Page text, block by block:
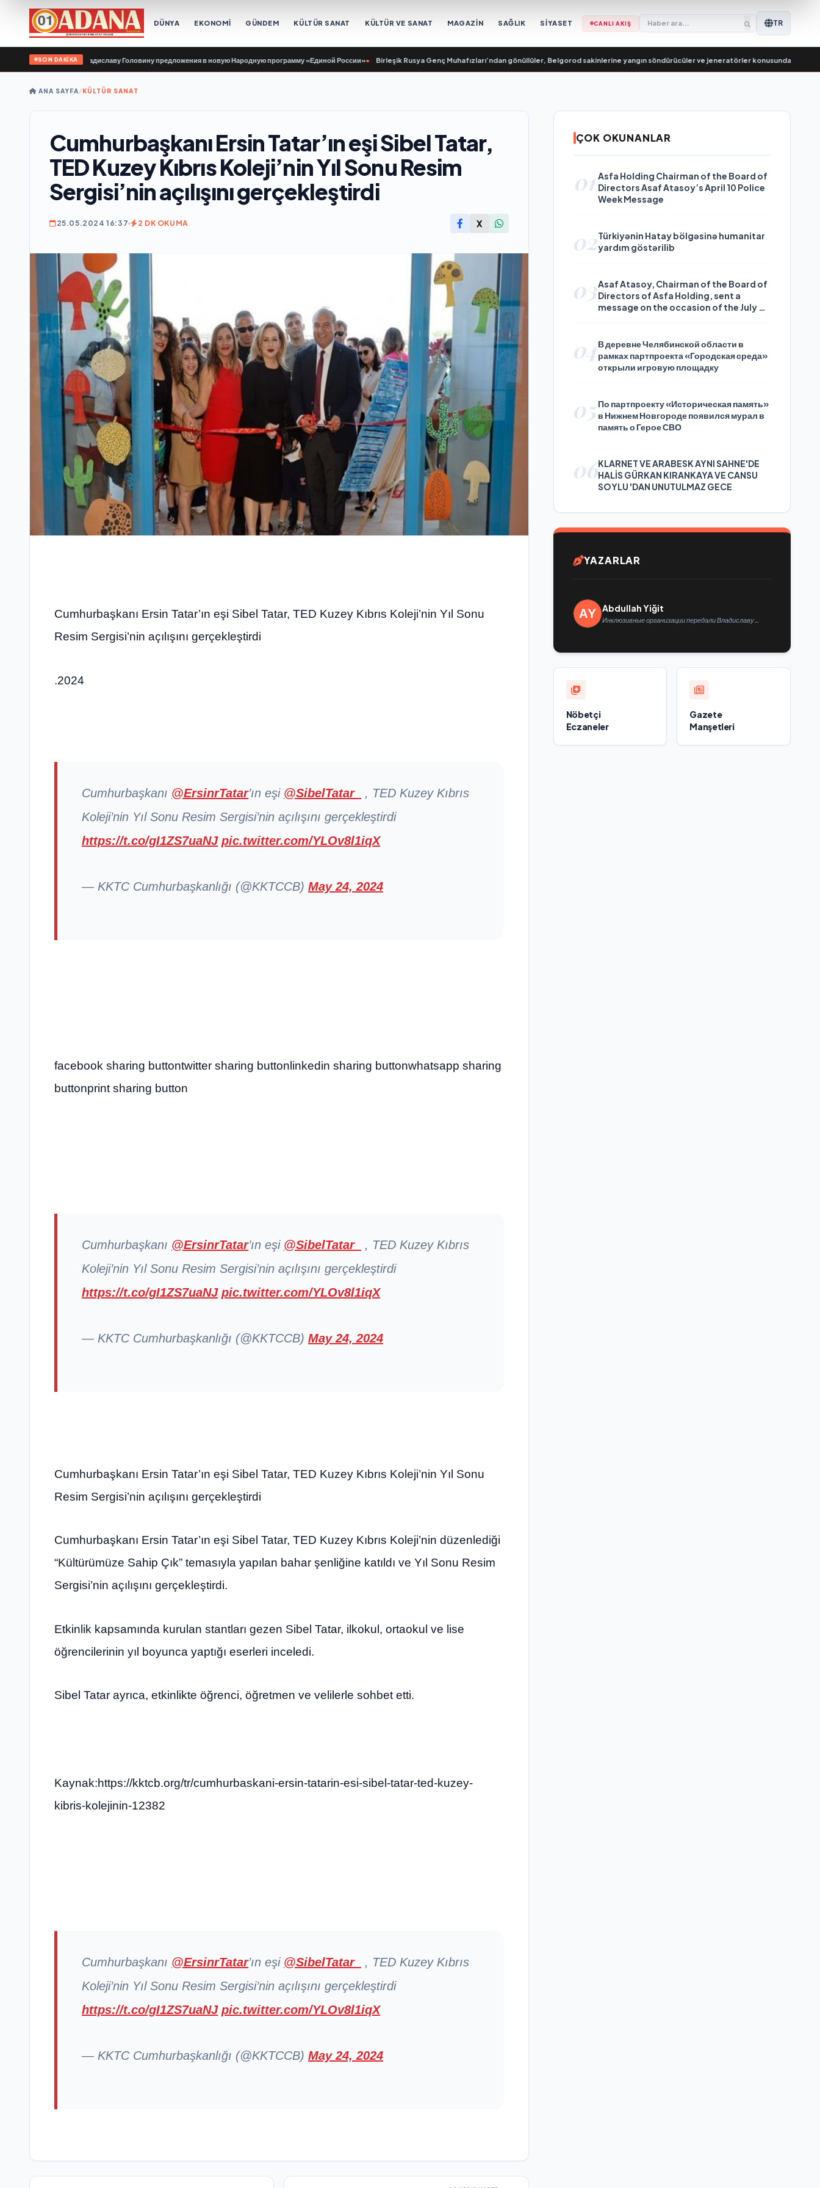
DÜNYA EKONOMİ GÜNDEM KÜLTÜR SANAT KÜLTÜR VE SANAT MAGAZİN SAĞLIK SİYASET CANLI AKIŞ TR
SON DAKİKA
передали Владиславу Головину предложения в новую Народную программу «Единой России»• Birleşik Rusya Genç Muhafızları’ndan gönüllüler, Belgorod sakinlerine yangın söndürücüler ve jeneratörler konusunda yardımcı
ANA SAYFA/KÜLTÜR SANAT
Cumhurbaşkanı Ersin Tatar’ın eşi Sibel Tatar,
TED Kuzey Kıbrıs Koleji’nin Yıl Sonu Resim
Sergisi’nin açılışını gerçekleştirdi
25.05.2024 16:37 2 DK OKUMA X
Cumhurbaşkanı Ersin Tatar’ın eşi Sibel Tatar, TED Kuzey Kıbrıs Koleji’nin Yıl Sonu
Resim Sergisi’nin açılışını gerçekleştirdi
.2024
Cumhurbaşkanı @ErsinrTatar’ın eşi @SibelTatar_
, TED Kuzey Kıbrıs
Koleji’nin Yıl Sonu Resim Sergisi’nin açılışını gerçekleştirdi
https://t.co/gI1ZS7uaNJ pic.twitter.com/YLOv8l1iqX
— KKTC Cumhurbaşkanlığı (@KKTCCB) May 24, 2024
facebook sharing buttontwitter sharing buttonlinkedin sharing buttonwhatsapp sharing
buttonprint sharing button
Cumhurbaşkanı @ErsinrTatar’ın eşi @SibelTatar_
, TED Kuzey Kıbrıs
Koleji’nin Yıl Sonu Resim Sergisi’nin açılışını gerçekleştirdi
https://t.co/gI1ZS7uaNJ pic.twitter.com/YLOv8l1iqX
— KKTC Cumhurbaşkanlığı (@KKTCCB) May 24, 2024
Cumhurbaşkanı Ersin Tatar’ın eşi Sibel Tatar, TED Kuzey Kıbrıs Koleji’nin Yıl Sonu
Resim Sergisi’nin açılışını gerçekleştirdi
Cumhurbaşkanı Ersin Tatar’ın eşi Sibel Tatar, TED Kuzey Kıbrıs Koleji’nin düzenlediği
“Kültürümüze Sahip Çık” temasıyla yapılan bahar şenliğine katıldı ve Yıl Sonu Resim
Sergisi’nin açılışını gerçekleştirdi.
Etkinlik kapsamında kurulan stantları gezen Sibel Tatar, ilkokul, ortaokul ve lise
öğrencilerinin yıl boyunca yaptığı eserleri inceledi.
Sibel Tatar ayrıca, etkinlikte öğrenci, öğretmen ve velilerle sohbet etti.
Kaynak:https://kktcb.org/tr/cumhurbaskani-ersin-tatarin-esi-sibel-tatar-ted-kuzey-
kibris-kolejinin-12382
Cumhurbaşkanı @ErsinrTatar’ın eşi @SibelTatar_
, TED Kuzey Kıbrıs
Koleji’nin Yıl Sonu Resim Sergisi’nin açılışını gerçekleştirdi
https://t.co/gI1ZS7uaNJ pic.twitter.com/YLOv8l1iqX
— KKTC Cumhurbaşkanlığı (@KKTCCB) May 24, 2024
ÇOK OKUNANLAR
01 Asfa Holding Chairman of the Board of
Directors Asaf Atasoy’s April 10 Police
Week Message
02Türkiyənin Hatay bölgəsinə humanitar
yardım göstərilib
03Asaf Atasoy, Chairman of the Board of
Directors of Asfa Holding, sent a
message on the occasion of the July 24
04В деревне Челябинской области в
рамках партпроекта «Городская среда»
открыли игровую площадку
05 По партпроекту «Историческая память»
в Нижнем Новгороде появился мурал в
память о Герое СВО
06KLARNET VE ARABESK AYNI SAHNE'DE
HALİS GÜRKAN KIRANKAYA VE CANSU
SOYLU 'DAN UNUTULMAZ GECE
YAZARLAR
Abdullah Yiğit
Инклюзивные организации передали Владиславу
Nöbetçi
Eczaneler
Gazete
Manşetleri